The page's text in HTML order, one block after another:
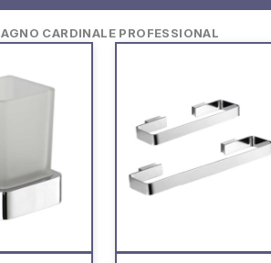
CARDINALE PROFESSIONAL